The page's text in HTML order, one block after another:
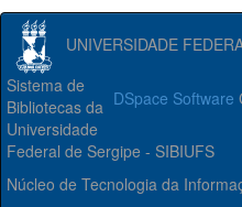
UNIVERSIDADE
DSpace Software
Sistema de
Bibliotecas da
Universidade
Federal de Sergipe - SIBIUFS
Núcleo de Tecnologia da